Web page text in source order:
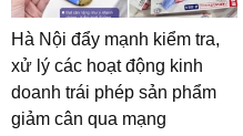
Hà Nội đẩy mạnh kiểm tra,
xử lý các hoạt động kinh
doanh trái phép sản phẩm
giảm cân qua mạng